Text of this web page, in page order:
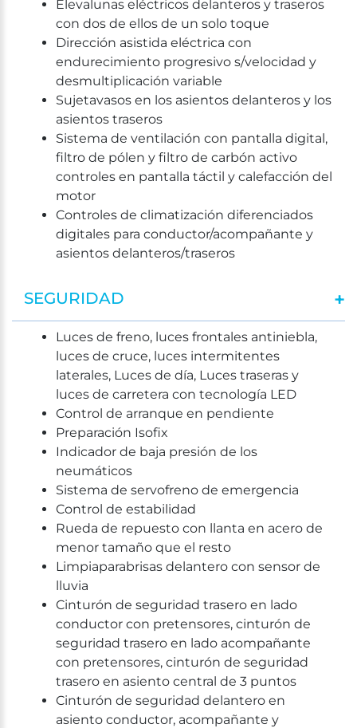
Elevalunas eléctricos delanteros y traseros
con dos de ellos de un solo toque
Dirección asistida eléctrica con
endurecimiento progresivo s/velocidad y
desmultiplicación variable
Sujetavasos en los asientos delanteros y los
asientos traseros
Sistema de ventilación con pantalla digital,
filtro de pólen y filtro de carbón activo
controles en pantalla táctil y calefacción del
motor
Controles de climatización diferenciados
digitales para conductor/acompañante y
asientos delanteros/traseros
SEGURIDAD
Luces de freno, luces frontales antiniebla,
luces de cruce, luces intermitentes
laterales, Luces de día, Luces traseras y
luces de carretera con tecnología LED
Control de arranque en pendiente
Preparación Isofix
Indicador de baja presión de los
neumáticos
Sistema de servofreno de emergencia
Control de estabilidad
Rueda de repuesto con llanta en acero de
menor tamaño que el resto
Limpiaparabrisas delantero con sensor de
lluvia
Cinturón de seguridad trasero en lado
conductor con pretensores, cinturón de
seguridad trasero en lado acompañante
con pretensores, cinturón de seguridad
trasero en asiento central de 3 puntos
Cinturón de seguridad delantero en
asiento conductor, acompañante y